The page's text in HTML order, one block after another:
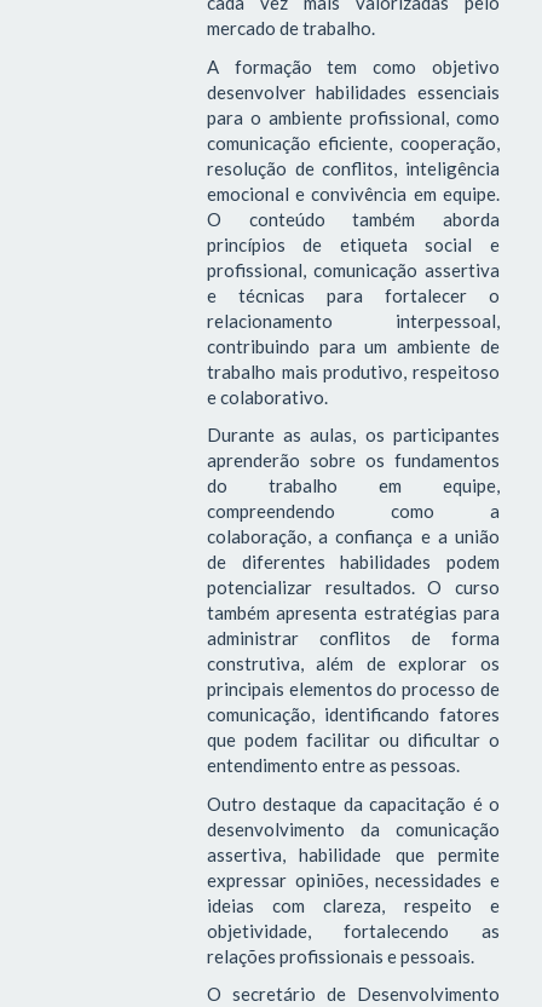
mercado de trabalho.
A formação tem como objetivo
desenvolver habilidades essenciais
para o ambiente profissional, como
comunicação eficiente, cooperação,
resolução de conflitos, inteligência
emocional e convivência em equipe.
O conteúdo também aborda
princípios de etiqueta social e
profissional, comunicação assertiva
e técnicas para fortalecer o
relacionamento interpessoal,
contribuindo para um ambiente de
trabalho mais produtivo, respeitoso
e colaborativo.
Durante as aulas, os participantes
aprenderão sobre os fundamentos
do trabalho em equipe,
compreendendo como a
colaboração, a confiança e a união
de diferentes habilidades podem
potencializar resultados. O curso
também apresenta estratégias para
administrar conflitos de forma
construtiva, além de explorar os
principais elementos do processo de
comunicação, identificando fatores
que podem facilitar ou dificultar o
entendimento entre as pessoas.
Outro destaque da capacitação é o
desenvolvimento da comunicação
assertiva, habilidade que permite
expressar opiniões, necessidades e
ideias com clareza, respeito e
objetividade, fortalecendo as
relações profissionais e pessoais.
O secretário de Desenvolvimento